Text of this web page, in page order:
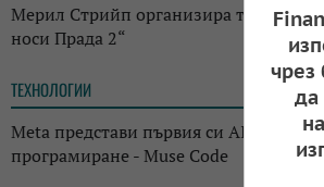
Мерил Стрийп организира търг с
носи Прада 2“
ТЕХНОЛОГИИ
Meta представи първия си AI
програмиране - Muse Code
чрез
да